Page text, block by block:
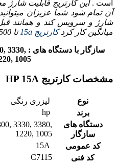
است . این کارتریج قابلیت شارژ
آن تمام شود شما عزیزان
شارژ و سرویس کند و همانند
میانگین کار کردکارتریج 15a تا 2500 برگ میباشد.
سازگار با دستگاه های : HP3330,
1005
مشخصات کارتریج HP 15A
نوع
لیزری رنگی
برند
دستگاه های
سازگار
3330, 3380,
1220, 1005
کد عمومی
کد فنی
C7115